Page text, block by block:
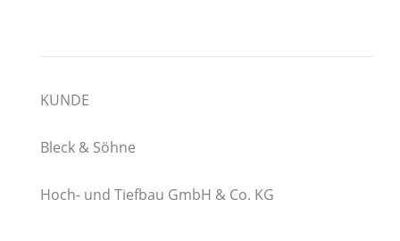
KUNDE
Bleck & Söhne
Hoch- und Tiefbau GmbH & Co. KG